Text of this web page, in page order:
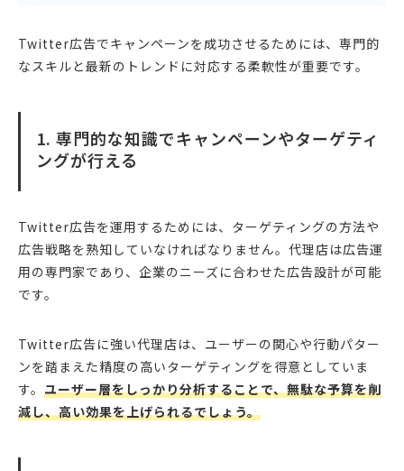
Twitter広告でキャンペーンを成功させるためには、専門的
なスキルと最新のトレンドに対応する柔軟性が重要です。
1. 専門的な知識でキャンペーンやターゲティ
ングが行える
Twitter広告を運用するためには、ターゲティングの方法や
広告戦略を熟知していなければなりません。代理店は広告運
用の専門家であり、企業のニーズに合わせた広告設計が可能
です。
Twitter広告に強い代理店は、ユーザーの関心や行動パター
ンを踏まえた精度の高いターゲティングを得意としていま
す。 ユーザー層をしっかり分析することで、無駄な予算を削
減し、高い効果を上げられるでしょう。